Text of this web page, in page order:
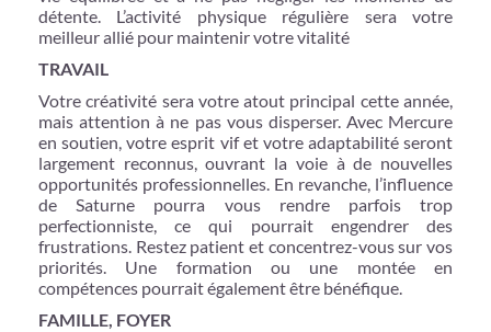
détente. L’activité physique régulière sera votre
meilleur allié pour maintenir votre vitalité
TRAVAIL
Votre créativité sera votre atout principal cette année,
mais attention à ne pas vous disperser. Avec Mercure
en soutien, votre esprit vif et votre adaptabilité seront
largement reconnus, ouvrant la voie à de nouvelles
opportunités professionnelles. En revanche, l’influence
de Saturne pourra vous rendre parfois trop
perfectionniste, ce qui pourrait engendrer des
frustrations. Restez patient et concentrez-vous sur vos
priorités. Une formation ou une montée en
compétences pourrait également être bénéfique.
FAMILLE, FOYER